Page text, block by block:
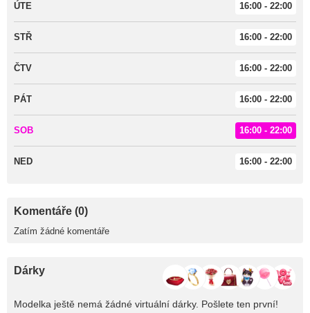
ÚTE 16:00 - 22:00
STŘ 16:00 - 22:00
ČTV 16:00 - 22:00
PÁT 16:00 - 22:00
SOB 16:00 - 22:00
NED 16:00 - 22:00
Komentáře (0)
Zatím žádné komentáře
Dárky
Modelka ještě nemá žádné virtuální dárky. Pošlete ten první!